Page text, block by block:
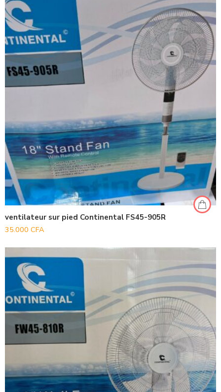
ventilateur sur pied Continental FS45-905R
35.000 CFA